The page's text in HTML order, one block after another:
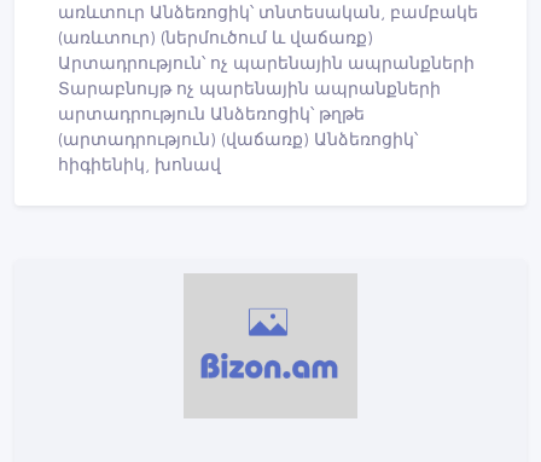
առևտուր Անձեռոցիկ՝ տնտեսական, բամբակե
(առևտուր) (ներմուծում և վաճառք)
Արտադրություն՝ ոչ պարենային ապրանքների
Տարաբնույթ ոչ պարենային ապրանքների
արտադրություն Անձեռոցիկ՝ թղթե
(արտադրություն) (վաճառք) Անձեռոցիկ՝
հիգիենիկ, խոնավ